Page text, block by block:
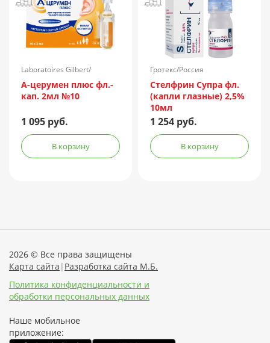
Laboratoires Gilbert/
Франция
А-церумен плюс фл.-
кап. 2мл №10
1 095 руб.
В корзину
Гротекс/Россия
Стелфрин Супра фл.
(капли глазные) 2,5%
10мл
1 254 руб.
В корзину
2026 © Все права защищены
Карта сайта | Разработка сайта М.Б.
Политика конфиденциальности и
обработки персональных данных
Наше мобильное
приложение: